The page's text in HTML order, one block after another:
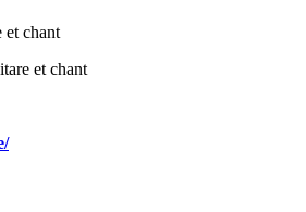
et chant
et chant